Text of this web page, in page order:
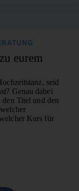
eurem
seid
Genau dabei
Titel und den
Kurs für